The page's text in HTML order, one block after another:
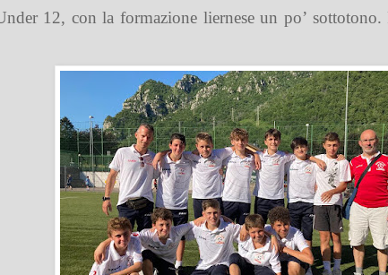
12, con la formazione liernese un po’ sottotono.